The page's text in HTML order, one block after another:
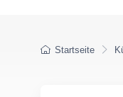
Startseite